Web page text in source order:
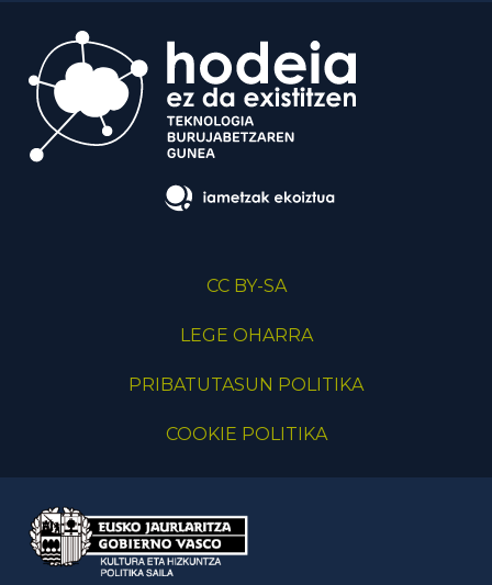
CC BY-SA
LEGE OHARRA
PRIBATUTASUN POLITIKA
COOKIE POLITIKA